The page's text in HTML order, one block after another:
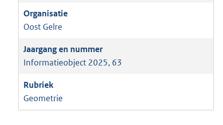
Oost Gelre
Informatieobject 2025, 63
Geometrie